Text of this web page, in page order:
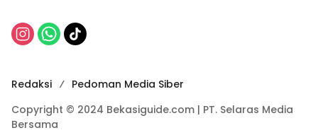
Redaksi
Pedoman Media Siber
Copyright © 2024 Bekasiguide.com | PT. Selaras Media
Bersama